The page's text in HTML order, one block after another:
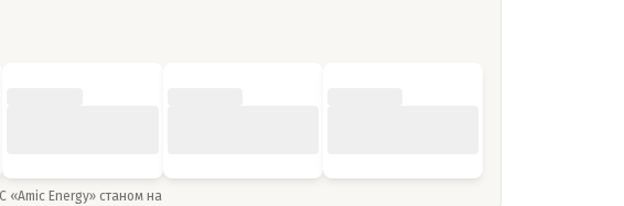
«Amic Energy» станом на